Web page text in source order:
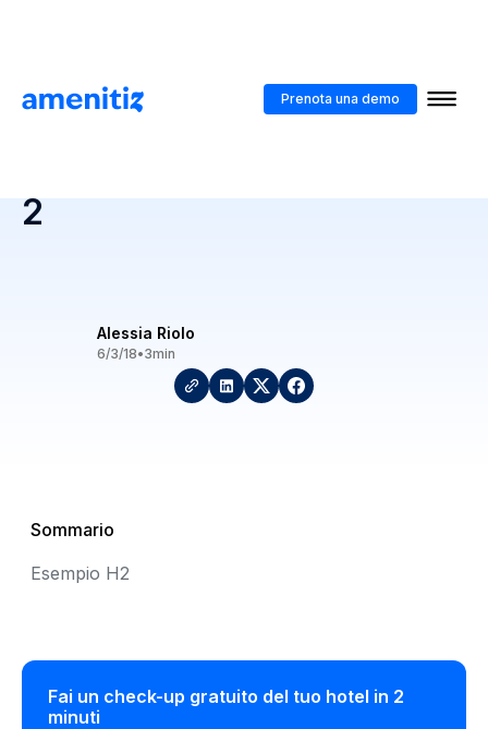
Prenota una demo
L'impatto del GDPR nel
2
Alessia Riolo
6/3/18•3min
Sommario
Esempio H2
Fai un check-up gratuito del tuo hotel in 2
minuti